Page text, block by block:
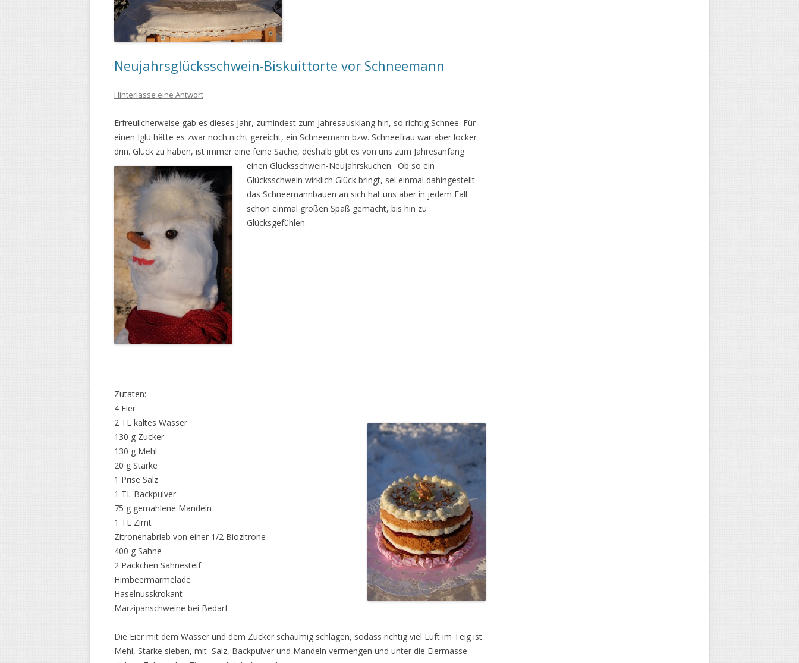
Neujahrsglücksschwein-Biskuittorte vor Schneemann
Hinterlasse eine Antwort
Erfreulicherweise gab es dieses Jahr, zumindest zum Jahresausklang hin, so richtig Schnee. Für
einen Iglu hätte es zwar noch nicht gereicht, ein Schneemann bzw. Schneefrau war aber locker
drin. Glück zu haben, ist immer eine feine Sache, deshalb gibt es von uns zum Jahresanfang
einen Glücksschwein-Neujahrskuchen. Ob so ein
Glücksschwein wirklich Glück bringt, sei einmal dahingestellt –
das Schneemannbauen an sich hat uns aber in jedem Fall
schon einmal großen Spaß gemacht, bis hin zu
Glücksgefühlen.
Zutaten:
4 Eier
2 TL kaltes Wasser
130 g Zucker
130 g Mehl
20 g Stärke
1 Prise Salz
1 TL Backpulver
75 g gemahlene Mandeln
1 TL Zimt
Zitronenabrieb von einer 1/2 Biozitrone
400 g Sahne
2 Päckchen Sahnesteif
Himbeermarmelade
Haselnusskrokant
Marzipanschweine bei Bedarf
Die Eier mit dem Wasser und dem Zucker schaumig schlagen, sodass richtig viel Luft im Teig ist.
Mehl, Stärke sieben, mit Salz, Backpulver und Mandeln vermengen und unter die Eiermasse